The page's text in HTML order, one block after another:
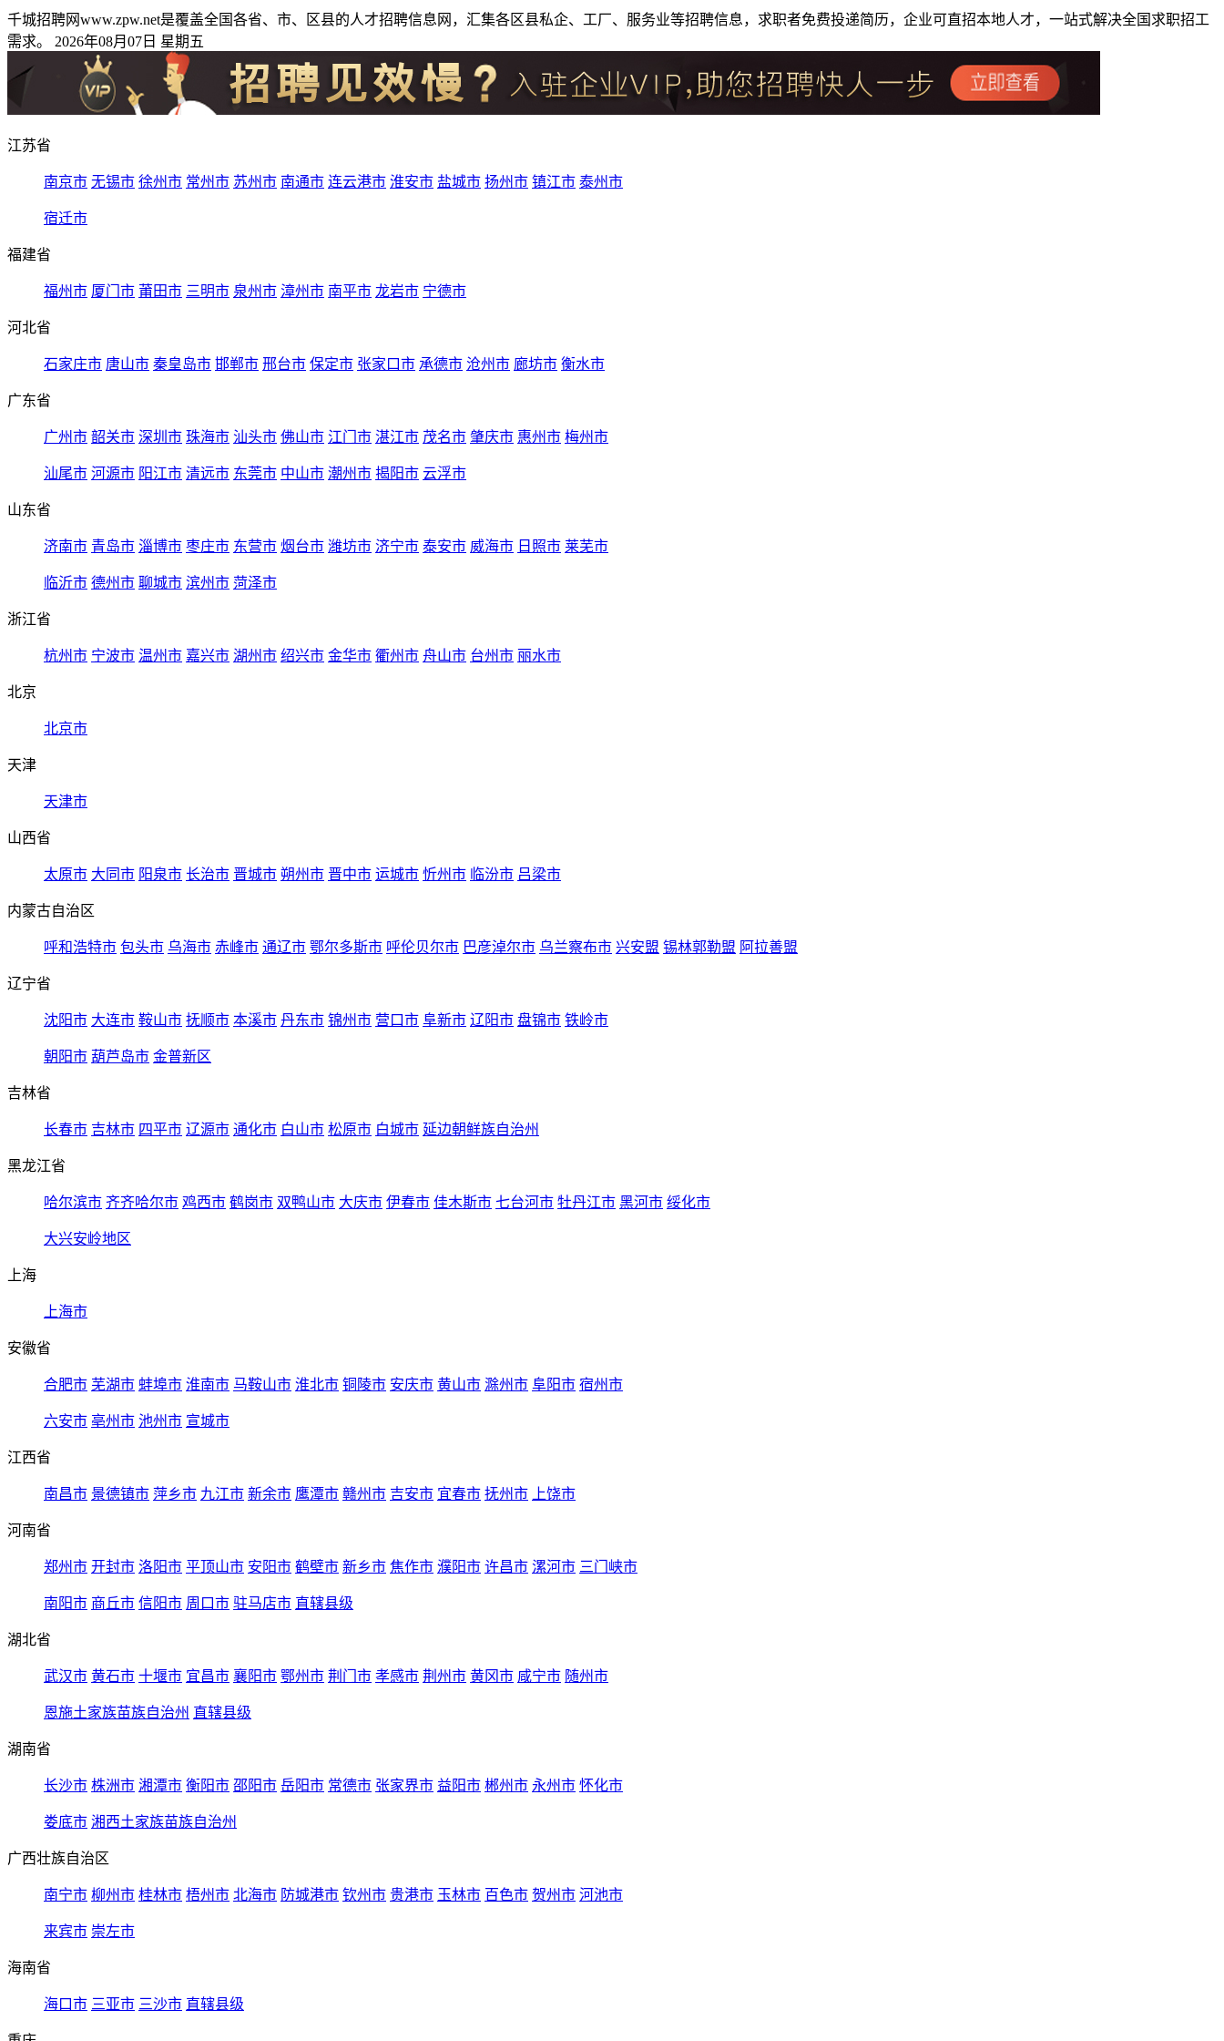
千城招聘网www.zpw.net是覆盖全国各省、市、区县的人才招聘信息网，汇集各区县私企、工厂、服务业等招聘信息，求职者免费投递简历，企业可直招本地人才，一站式解决全国求职招工
需求。 2026年08月07日 星期五
江苏省
南京市 无锡市 徐州市 常州市 苏州市 南通市 连云港市 淮安市 盐城市 扬州市 镇江市 泰州市
宿迁市
福建省
福州市 厦门市 莆田市 三明市 泉州市 漳州市 南平市 龙岩市 宁德市
河北省
石家庄市 唐山市 秦皇岛市 邯郸市 邢台市 保定市 张家口市 承德市 沧州市 廊坊市 衡水市
广东省
广州市 韶关市 深圳市 珠海市 汕头市 佛山市 江门市 湛江市 茂名市 肇庆市 惠州市 梅州市
汕尾市 河源市 阳江市 清远市 东莞市 中山市 潮州市 揭阳市 云浮市
山东省
济南市 青岛市 淄博市 枣庄市 东营市 烟台市 潍坊市 济宁市 泰安市 威海市 日照市 莱芜市
临沂市 德州市 聊城市 滨州市 菏泽市
浙江省
杭州市 宁波市 温州市 嘉兴市 湖州市 绍兴市 金华市 衢州市 舟山市 台州市 丽水市
北京
北京市
天津
天津市
山西省
太原市 大同市 阳泉市 长治市 晋城市 朔州市 晋中市 运城市 忻州市 临汾市 吕梁市
内蒙古自治区
呼和浩特市 包头市 乌海市 赤峰市 通辽市 鄂尔多斯市 呼伦贝尔市 巴彦淖尔市 乌兰察布市 兴安盟 锡林郭勒盟 阿拉善盟
辽宁省
沈阳市 大连市 鞍山市 抚顺市 本溪市 丹东市 锦州市 营口市 阜新市 辽阳市 盘锦市 铁岭市
朝阳市 葫芦岛市 金普新区
吉林省
长春市 吉林市 四平市 辽源市 通化市 白山市 松原市 白城市 延边朝鲜族自治州
黑龙江省
哈尔滨市 齐齐哈尔市 鸡西市 鹤岗市 双鸭山市 大庆市 伊春市 佳木斯市 七台河市 牡丹江市 黑河市 绥化市
大兴安岭地区
上海
上海市
安徽省
合肥市 芜湖市 蚌埠市 淮南市 马鞍山市 淮北市 铜陵市 安庆市 黄山市 滁州市 阜阳市 宿州市
六安市 亳州市 池州市 宣城市
江西省
南昌市 景德镇市 萍乡市 九江市 新余市 鹰潭市 赣州市 吉安市 宜春市 抚州市 上饶市
河南省
郑州市 开封市 洛阳市 平顶山市 安阳市 鹤壁市 新乡市 焦作市 濮阳市 许昌市 漯河市 三门峡市
南阳市 商丘市 信阳市 周口市 驻马店市 直辖县级
湖北省
武汉市 黄石市 十堰市 宜昌市 襄阳市 鄂州市 荆门市 孝感市 荆州市 黄冈市 咸宁市 随州市
恩施土家族苗族自治州 直辖县级
湖南省
长沙市 株洲市 湘潭市 衡阳市 邵阳市 岳阳市 常德市 张家界市 益阳市 郴州市 永州市 怀化市
娄底市 湘西土家族苗族自治州
广西壮族自治区
南宁市 柳州市 桂林市 梧州市 北海市 防城港市 钦州市 贵港市 玉林市 百色市 贺州市 河池市
来宾市 崇左市
海南省
海口市 三亚市 三沙市 直辖县级